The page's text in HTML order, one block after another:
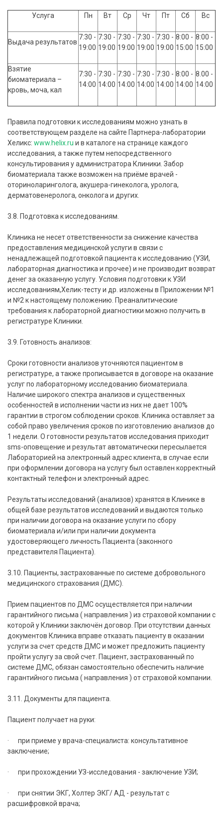
Услуга Пн Вт Ср Чт Пт Сб Вс
Выдача результатов
7:30 -
19:00
7:30 -
19:00
7:30 -
19:00
7:30 -
19:00
7:30 -
19:00
8:00 -
15:00
8:00 -
15:00
Взятие
биоматериала –
кровь, моча, кал
7:30 -
14:00
7:30 -
14:00
7:30 -
14:00
7:30 -
14:00
7:30 -
14:00
8:00 -
14:00
8.00 -
14:00
Правила подготовки к исследованиям можно узнать в
соответствующем разделе на сайте Партнера-лаборатории
Хеликс: www.helix.ru и в каталоге на странице каждого
исследования, а также путем непосредственного
консультирования у администратора Клиники. Забор
биоматериала также возможен на приёме врачей -
оториноларинголога, акушера-гинеколога, уролога,
дерматовенеролога, онколога и других.
3.8. Подготовка к исследованиям.
Клиника не несет ответственности за снижение качества
предоставления медицинской услуги в связи с
ненадлежащей подготовкой пациента к исследованию (УЗИ,
лабораторная диагностика и прочее) и не производит возврат
денег за оказанную услугу. Условия подготовки к УЗИ
исследованиям,Хелик-тесту и др. изложены в Приложении №1
и №2 к настоящему положению. Преаналитические
требования к лабораторной диагностики можно получить в
регистратуре Клиники.
3.9. Готовность анализов:
Сроки готовности анализов уточняются пациентом в
регистратуре, а также прописывается в договоре на оказание
услуг по лабораторному исследованию биоматериала.
Наличие широкого спектра анализов и существенных
особенностей в исполнении части из них не дает 100%
гарантии в строгом соблюдении сроков. Клиника оставляет за
собой право увеличения сроков по изготовлению анализов до
1 недели. О готовности результатов исследования приходит
sms-оповещение и результат автоматически пересылается
Лабораторией на электронный адрес клиента, в случае если
при оформлении договора на услугу был оставлен корректный
контактный телефон и электронный адрес.
Результаты исследований (анализов) хранятся в Клинике в
общей базе результатов исследований и выдаются только
при наличии договора на оказание услуги по сбору
биоматериала и/или при наличии документа
удостоверяющего личность Пациента (законного
представителя Пациента).
3.10. Пациенты, застрахованные по системе добровольного
медицинского страхования (ДМС).
Прием пациентов по ДМС осуществляется при наличии
гарантийного письма ( направления ) из страховой компании с
которой у Клиники заключён договор. При отсутствии данных
документов Клиника вправе отказать пациенту в оказании
услуги за счет средств ДМС и может предложить пациенту
пройти услугу за свой счет. Пациент, застрахованный по
системе ДМС, обязан самостоятельно обеспечить наличие
гарантийного письма ( направления ) от страховой компании.
3.11. Документы для пациента.
Пациент получает на руки:
· при приеме у врача-специалиста: консультативное
заключение;
· при прохождении УЗ-исследования - заключение УЗИ;
· при снятии ЭКГ, Холтер ЭКГ/ АД - результат с
расшифровкой врача;